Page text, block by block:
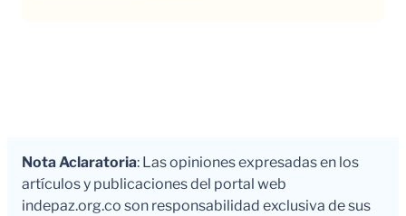
Nota Aclaratoria: Las opiniones expresadas en los
artículos y publicaciones del portal web
indepaz.org.co son responsabilidad exclusiva de sus